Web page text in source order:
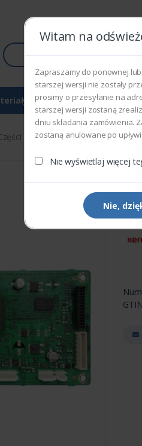
Szukaj
eksploatacyjne
Witam na
Zapraszamy do ponownej
starszej wersji nie zostały
prosimy o przesyłanie na
starszej wersji zostaną
dniu składania zamówienia.
zostaną anulowane po
Nie wyświetlaj więcej
Nie,
do drukarek i kopiarek